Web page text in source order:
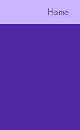
Home